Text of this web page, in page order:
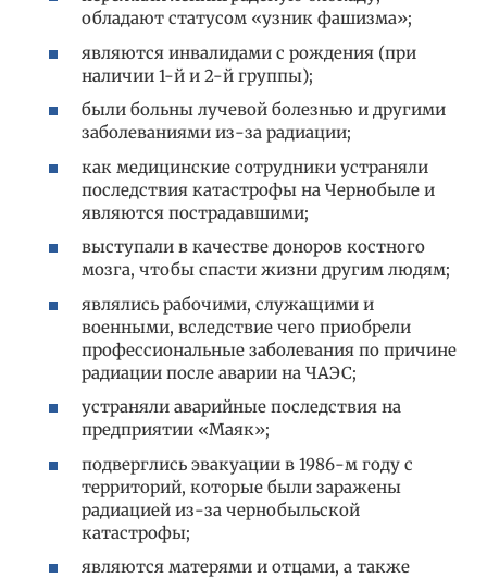
обладают статусом «узник фашизма»;
являются инвалидами с рождения (при
наличии 1-й и 2-й группы);
были больны лучевой болезнью и другими
заболеваниями из-за радиации;
как медицинские сотрудники устраняли
последствия катастрофы на Чернобыле и
являются пострадавшими;
выступали в качестве доноров костного
мозга, чтобы спасти жизни другим людям;
являлись рабочими, служащими и
военными, вследствие чего приобрели
профессиональные заболевания по причине
радиации после аварии на ЧАЭС;
устраняли аварийные последствия на
предприятии «Маяк»;
подверглись эвакуации в 1986-м году с
территорий, которые были заражены
радиацией из-за чернобыльской
катастрофы;
являются матерями и отцами, а также